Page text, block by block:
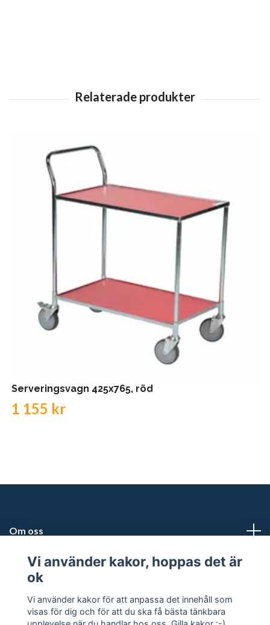
Serveringsvagn 425x765, röd
1 155 kr
Om oss
Kundtjänst
Snabblänkar
Vi använder kakor, hoppas det är
ok
Vi använder kakor för att anpassa det innehåll som
visas för dig och för att du ska få bästa tänkbara